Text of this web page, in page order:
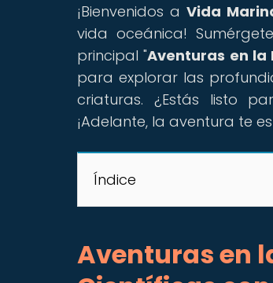
¡Bienvenidos a Vida
vida oceánica!
principal "Aventuras en la
para explorar las
criaturas. ¿Estás listo
¡Adelante, la aventura te
Índice
Aventuras en